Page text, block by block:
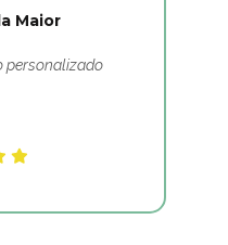
Maior
personalizado